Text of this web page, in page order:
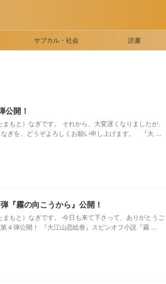
サブカル・社会 読書
公開！
もと）なぎです。 それから、大変遅くなりましたが、
ぎを、どうぞよろしくお願い申し上げます。 『大 ...
『霧の向こうから』公開！
もと）なぎです。 今日も来て下さって、ありがとうご
４弾公開！ 『大江山恋絵巻』スピンオフ小説『霧 ...